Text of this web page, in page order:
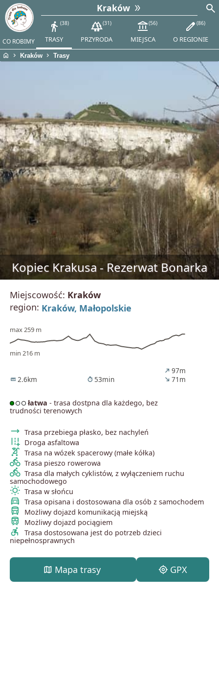
CO ROBIMY
Kraków
directions_walk 38
TRASY
forest 31
PRZYRODA
account_balance 56
MIEJSCA
edit 86
O REGIONIE
search
home chevron_right Kraków chevron_right Trasy
Kopiec Krakusa - Rezerwat Bonarka
Miejscowość: Kraków
region: Kraków, Małopolskie
max 259 m
min 216 m
straighten 2.6km timer 53min
north_east97m
south_east71m
łatwa - trasa dostpna dla każdego, bez
trudności terenowych
trending_flat Trasa przebiega płasko, bez nachyleń
add_road Droga asfaltowa
stroller Trasa na wózek spacerowy (małe kółka)
directions_bikeTrasa pieszo rowerowa
directions_bikeTrasa dla małych cyklistów, z wyłączeniem ruchu
samochodowego
wb_sunny Trasa w słońcu
directions_car Trasa opisana i dostosowana dla osób z samochodem
directions_bus Możliwy dojazd komunikacją miejską
train Możliwy dojazd pociągiem
accessible_forward
Trasa dostosowana jest do potrzeb dzieci
niepełnosprawnych
map Mapa trasy my_location GPX